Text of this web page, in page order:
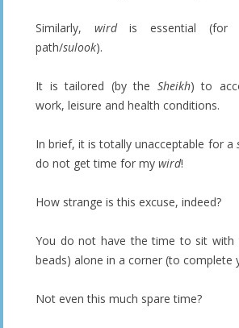
Similarly, wirdis essential (for
path/sulook).
It is tailored (by the Sheikh) to
work, leisure and health conditions.
In brief, it is totally unacceptable for a
do not get time for my wird!
How strange is this excuse, indeed?
You do not have the time to sit
beads) alone in a corner (to complete
Not even this much spare time?